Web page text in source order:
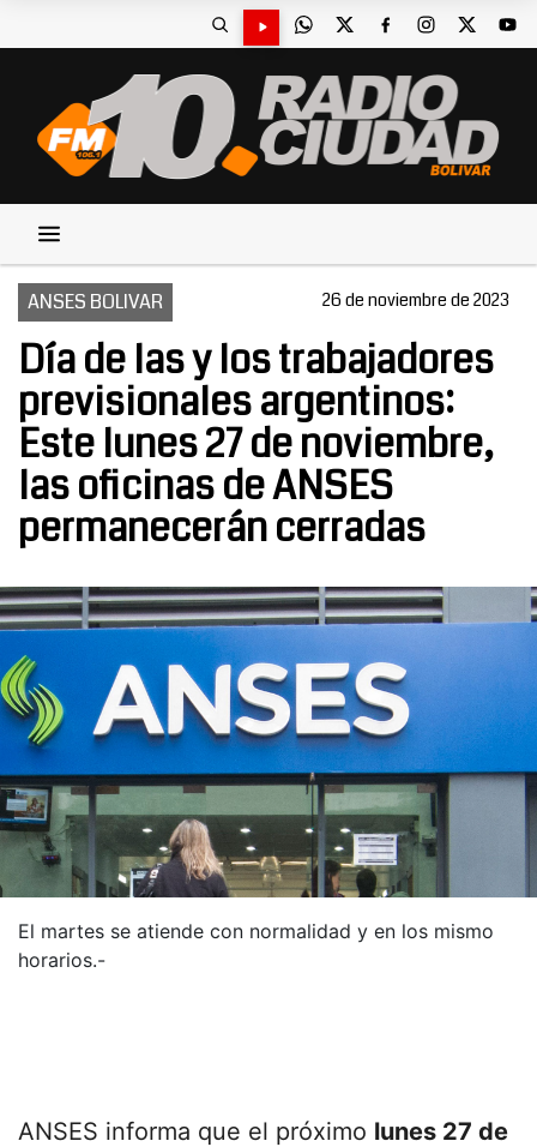
ANSES BOLIVAR 26 de noviembre de 2023
Día de las y los trabajadores
previsionales argentinos:
Este lunes 27 de noviembre,
las oficinas de ANSES
permanecerán cerradas
El martes se atiende con normalidad y en los mismo
horarios.-
ANSES informa que el próximo lunes 27 de